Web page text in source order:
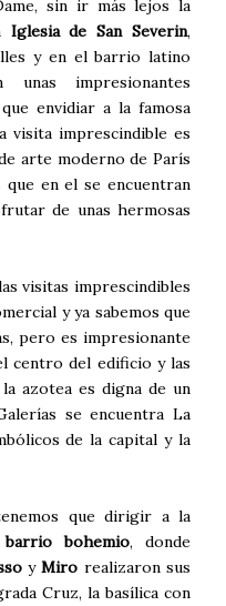
sin ir más lejos la
Iglesia de San Severin,
y en el barrio latino
unas impresionantes
envidiar a la famosa
visita imprescindible es
arte moderno de París
que en el se encuentran
de unas hermosas
visitas imprescindibles
y ya sabemos que
pero es impresionante
centro del edificio y las
azotea es digna de un
se encuentra La
de la capital y la
que dirigir a la
barrio bohemio, donde
yMiro realizaron sus
Cruz, la basílica con